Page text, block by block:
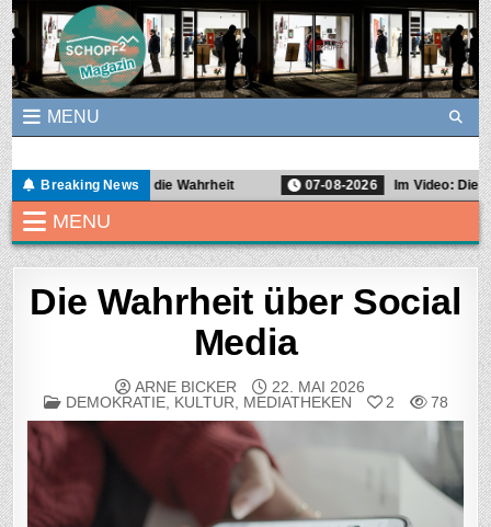
Skip to content
MENU
Schopf2Magazin
Ein Graswurzel-Magazin für Demokratie- und Soziokultur in
Breaking News
Zwischen uns die Wahrheit 07-08-2026 Im Video: Die
MENU
Die Wahrheit über Social
Media
ARNE BICKER
22. MAI 2026
POSTED IN
DEMOKRATIE, KULTUR MEDIATHEKEN 2 78